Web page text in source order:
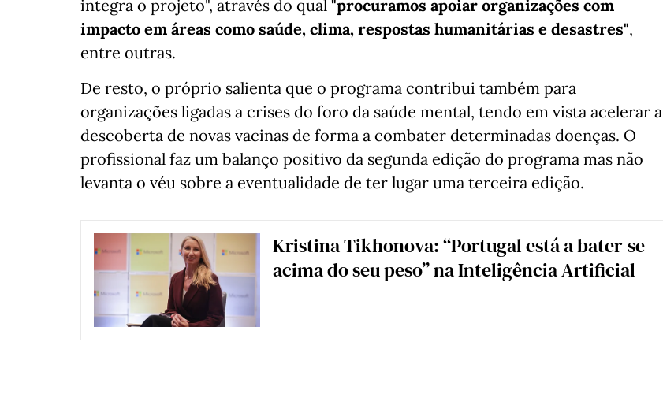
integra o projeto", através do qual "procuramos apoiar organizações com
impacto em áreas como saúde, clima, respostas humanitárias e desastres",
entre outras.
De resto, o próprio salienta que o programa contribui também para
organizações ligadas a crises do foro da saúde mental, tendo em vista acelerar a
descoberta de novas vacinas de forma a combater determinadas doenças. O
profissional faz um balanço positivo da segunda edição do programa mas não
levanta o véu sobre a eventualidade de ter lugar uma terceira edição.
Kristina Tikhonova: “Portugal está a bater-se
acima do seu peso” na Inteligência Artificial